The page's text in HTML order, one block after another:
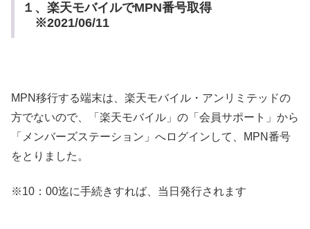
１、楽天モバイルでMPN番号取得
※2021/06/11
MPN移行する端末は、楽天モバイル・アンリミテッドの
方でないので、「楽天モバイル」の「会員サポート」から
「メンバーズステーション」へログインして、MPN番号
をとりました。
※10：00迄に手続きすれば、当日発行されます